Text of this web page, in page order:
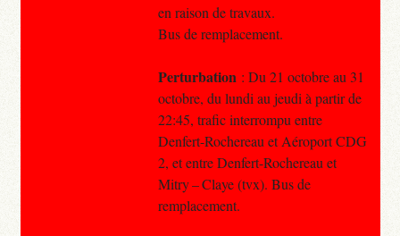
en raison de travaux.
Bus de remplacement.
Perturbation : Du 21 octobre au 31
octobre, du lundi au jeudi à partir de
22:45, trafic interrompu entre
Denfert-Rochereau et Aéroport CDG
2, et entre Denfert-Rochereau et
Mitry – Claye (tvx). Bus de
remplacement.